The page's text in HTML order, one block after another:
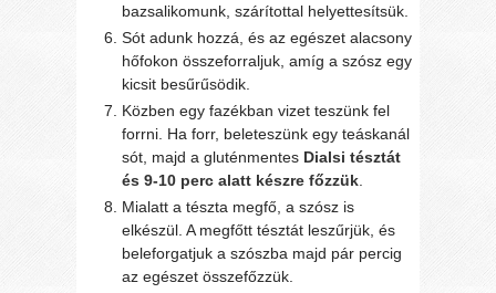
bazsalikomunk, szárítottal helyettesítsük.
Sót adunk hozzá, és az egészet alacsony
hőfokon összeforraljuk, amíg a szósz egy
kicsit besűrűsödik.
Közben egy fazékban vizet teszünk fel
forrni. Ha forr, beleteszünk egy teáskanál
sót, majd a gluténmentes Dialsi tésztát
és 9-10 perc alatt készre főzzük
Mialatt a tészta megfő, a szósz is
elkészül. A megfőtt tésztát leszűrjük, és
beleforgatjuk a szószba majd pár percig
az egészet összefőzzük.